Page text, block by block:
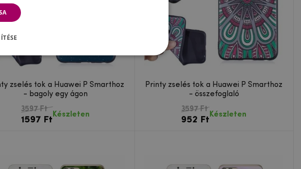
zselés tok a Huawei P Smarthoz
- bagoly egy ágon
3597 Ft
1597 Ft
Készleten
Printy zselés tok a Huawei P Smarthoz
- összefoglaló
3597 Ft
952 Ft
Készleten